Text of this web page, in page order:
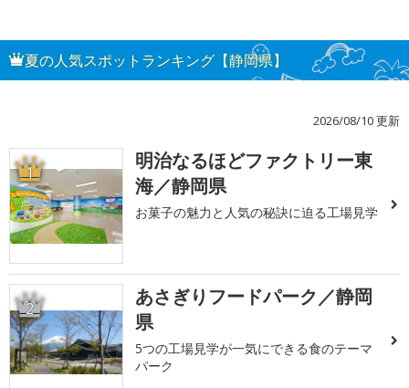
夏の人気スポットランキング【静岡県】
2026/08/10 更新
1
明治なるほどファクトリー東
海／静岡県
お菓子の魅力と人気の秘訣に迫る工場見学
2
あさぎりフードパーク／静岡
県
5つの工場見学が一気にできる食のテーマ
パーク